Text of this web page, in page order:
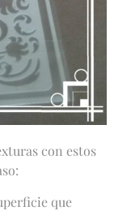
con estos
que